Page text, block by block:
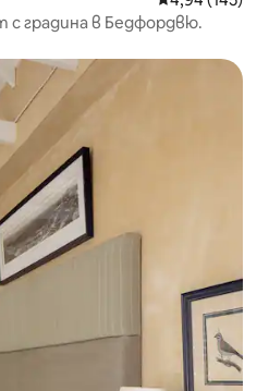
градина в Бедфордвю.
гостите